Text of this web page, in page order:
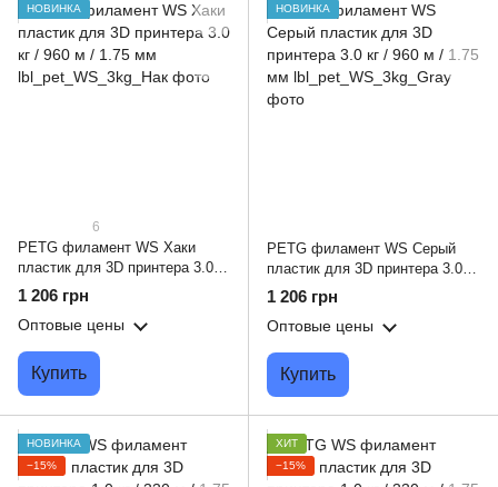
НОВИНКА
6
PETG филамент WS Хаки
пластик для 3D принтера 3.0 кг
/ 960 м / 1.75 мм
1 206 грн
Оптовые цены
Купить
НОВИНКА
PETG филамент WS Серый
пластик для 3D принтера 3.0 кг
/ 960 м / 1.75 мм
1 206 грн
Оптовые цены
Купить
НОВИНКА
−15%
ХИТ
−15%